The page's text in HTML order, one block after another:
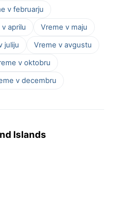
v februarju
aprilu
Vreme v maju
juliju
Vreme v avgustu
v oktobru
v decembru
Islands